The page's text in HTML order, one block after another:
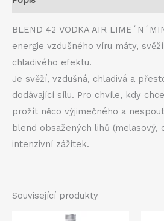
BLEND 42 VODKA AIR
energie vzdušného víru máty,
chladivého efektu.
Je svěží, vzdušná, chladivá a
dodávající sílu. Pro chvíle, kdy
prožít něco výjimečného a
blend obsažených lihů (melasový,
intenzivní zážitek.
Související produkty